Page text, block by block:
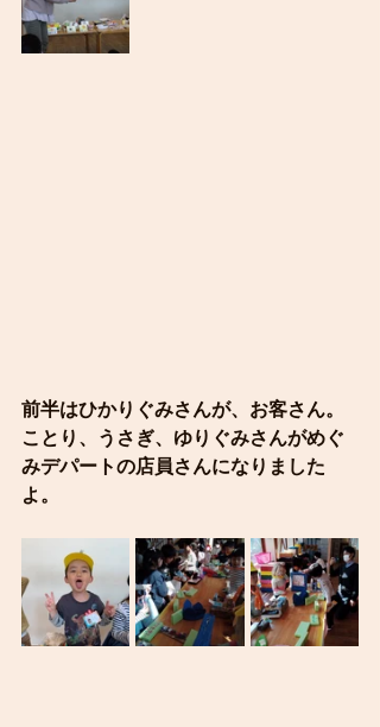
前半はひかりぐみさんが、お客さん。
ことり、うさぎ、ゆりぐみさんがめぐ
みデパートの店員さんになりました
よ。